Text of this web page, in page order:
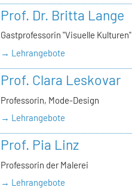
Prof. Dr. Britta Lange
Gastprofessorin "Visuelle Kulturen"
→ Lehrangebote
Prof. Clara Leskovar
Professorin, Mode-Design
→ Lehrangebote
Prof. Pia Linz
Professorin der Malerei
→ Lehrangebote